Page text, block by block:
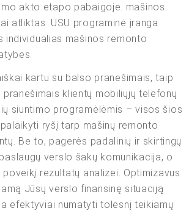
akto etapo pabaigoje. mašinos
atliktas. USU programinė įranga
individualias mašinos remonto
kartu su balso pranešimais, taip
klientų mobiliųjų telefonų
siuntimo programėlėmis – visos šios
ryšį tarp mašinų remonto
Be to, pagerės padalinių ir skirtingų
verslo šakų komunikacija, o
rezultatų analizei. Optimizavus
Jūsų verslo finansinę situaciją
efektyviai numatyti tolesnį teikiamų